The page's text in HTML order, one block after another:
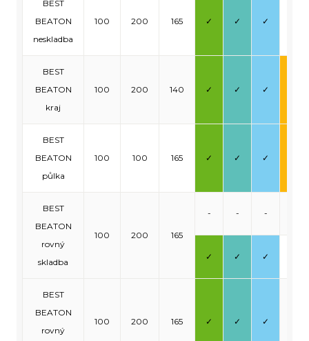
BEST
BEATON
neskladba
100 200 165 ✓ ✓ ✓
BEST
BEATON
kraj
100 200 140 ✓ ✓ ✓
BEST
BEATON
půlka
100 100 165 ✓ ✓ ✓
BEST
BEATON
rovný
skladba
100 200 165
- - -
✓ ✓ ✓
BEST
BEATON
rovný
100 200 165 ✓ ✓ ✓